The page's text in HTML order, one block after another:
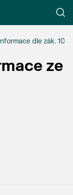
Informace dle zák.
ze